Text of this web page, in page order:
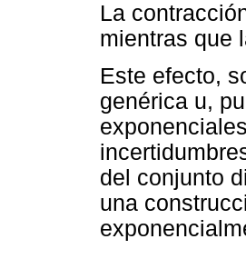
La
mientras que
Este efecto,
genérica u,
del conjunto
una